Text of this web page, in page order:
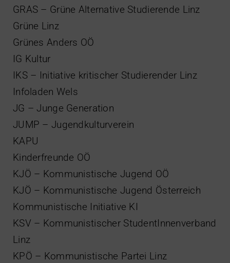
GRAS – Grüne Alternative Studierende Linz
Grüne Linz
Grünes Anders OÖ
IG Kultur
IKS – Initiative kritischer Studierender Linz
Infoladen Wels
JG – Junge Generation
JUMP – Jugendkulturverein
KAPU
Kinderfreunde OÖ
KJÖ – Kommunistische Jugend OÖ
KJÖ – Kommunistische Jugend Österreich
Kommunistische Initiative KI
KSV – Kommunistischer StudentInnenverband
Linz
KPÖ – Kommunistische Partei Linz